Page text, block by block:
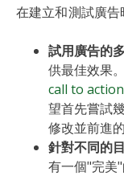
在建立和測試廣告
試用廣告的
供最佳效果
call to action
望首先嘗試
修改並前進的
針對不同的
有一個"完美